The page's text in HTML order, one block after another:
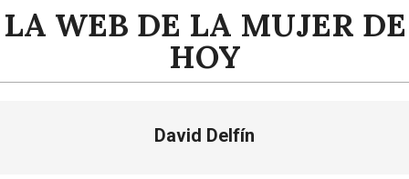
Saltar
alLA WEB DE LA MUJER DE
HOY
David Delfín